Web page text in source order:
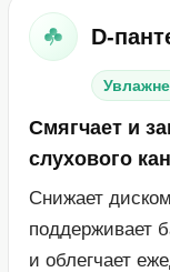
D-
Смягчает и
слухового
Снижает
поддерживает
и облегчает